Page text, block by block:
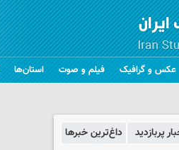
عکس و گرافیک فیلم و صوت استان‌ها
پربازدید داغ‌ترین خبرها